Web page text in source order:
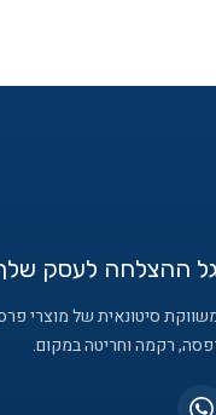
ההצלחה לעסק
סיטונאית של מוצרי
רקמה וחריטה במקום.